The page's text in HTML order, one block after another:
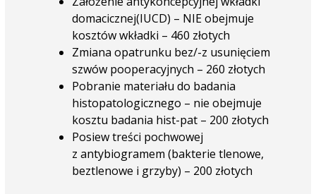
domacicznej(IUCD) – NIE obejmuje
kosztów wkładki – 460 złotych
Zmiana opatrunku bez/-z usunięciem
szwów pooperacyjnych – 260 złotych
Pobranie materiału do badania
histopatologicznego – nie obejmuje
kosztu badania hist-pat – 200 złotych
Posiew treści pochwowej
z antybiogramem (bakterie tlenowe,
beztlenowe i grzyby) – 200 złotych